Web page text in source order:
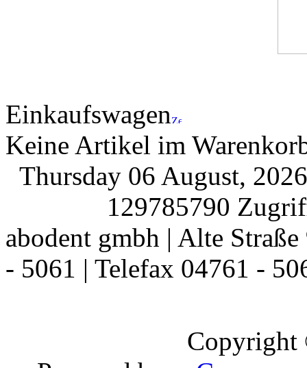
Einkaufswagen
Keine Artikel im
Thursday 06 August,
129785790
abodent gmbh | Alte
- 5061 | Telefax 04761 -